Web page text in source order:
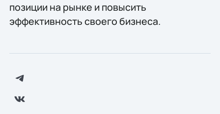
позиции на рынке и повысить
эффективность своего бизнеса.